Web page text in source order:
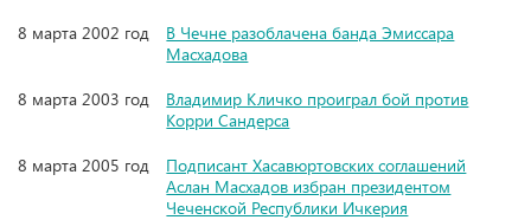
8 марта 2002 год
В Чечне разоблачена банда Эмиссара
Масхадова
8 марта 2003 год
Владимир Кличко проиграл бой против
Корри Сандерса
8 марта 2005 год
Подписант Хасавюртовских соглашений
Аслан Масхадов избран президентом
Чеченской Республики Ичкерия